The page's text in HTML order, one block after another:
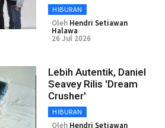
HIBURAN
Oleh Hendri Setiawan
Halawa
26 Jul 2026
Lebih Autentik, Daniel
Seavey Rilis 'Dream
Crusher'
HIBURAN
Oleh Hendri Setiawan